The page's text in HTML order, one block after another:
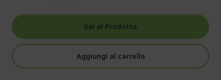
Vai al Prodotto
Aggiungi al carrello